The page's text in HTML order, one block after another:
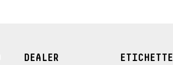
DEALER
ETICHETTE